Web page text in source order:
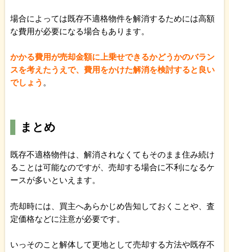
場合によっては既存不適格物件を解消するためには高額
な費用が必要になる場合もあります。
かかる費用が売却金額に上乗せできるかどうかのバラン
スを考えたうえで、費用をかけた解消を検討すると良い
でしょう 。
まとめ
既存不適格物件は、解消されなくてもそのまま住み続け
ることは可能なのですが、売却する場合に不利になるケ
ースが多いといえます。
売却時には、買主へあらかじめ告知しておくことや、査
定価格などに注意が必要です。
いっそのこと解体して更地として売却する方法や既存不